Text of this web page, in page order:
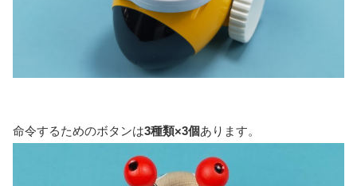
命令するためのボタンは3種類×3個あります。